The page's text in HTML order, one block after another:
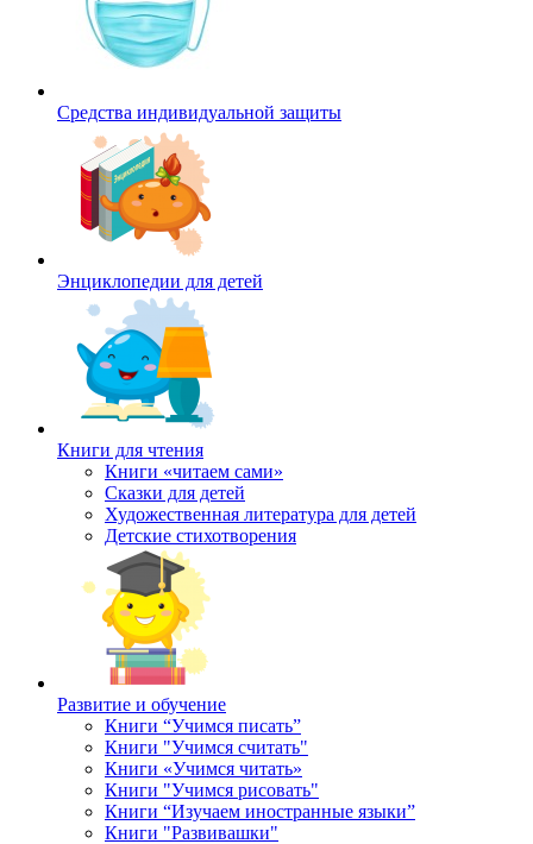
Средства индивидуальной защиты
Энциклопедии для детей
Книги для чтения
Книги «читаем сами»
Сказки для детей
Художественная литература для детей
Детские стихотворения
Развитие и обучение
Книги “Учимся писать”
Книги "Учимся считать"
Книги «Учимся читать»
Книги "Учимся рисовать"
Книги “Изучаем иностранные языки”
Книги "Развивашки"